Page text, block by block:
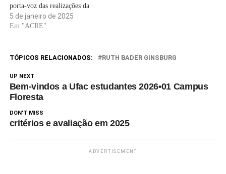
porta-voz das realizações da
gestão Romeu Zema. No
último dia de 2024, ele
e projetos do ano, ao som de
5 de janeiro de 2025
Em "ACRE"
TÓPICOS RELACIONADOS: RUTH BADER GINSBURG
UP NEXT
Bem-vindos a Ufac estudantes 2026•01 Campus
Floresta
DON'T MISS
critérios e avaliação em 2025
ADVERTISEMENT